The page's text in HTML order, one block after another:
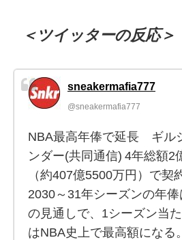
＜ツイッターの反応＞
sneakermafia777
@sneakermafia777
NBA最高年俸で延長 ギル
ンダー(共同通信) 4年総額2
（約407億5500万円）で契
2030～31年シーズンの年
の見通しで、1シーズン当
はNBA史上で最高額になる